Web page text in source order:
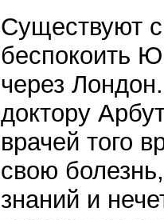
Существуют
беспокоить
через
доктору
врачей того
свою
знаний и